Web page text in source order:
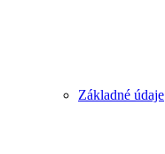
Základné údaje